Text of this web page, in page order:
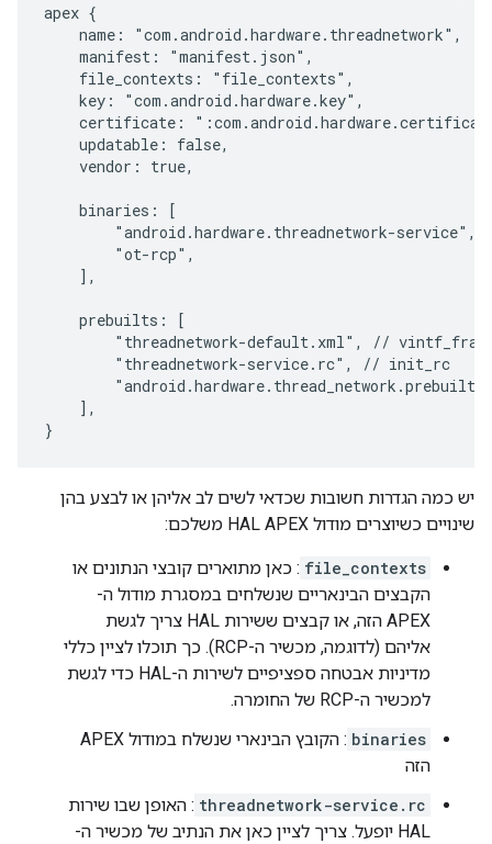
apex {
    name: "com.android.hardware.threadnetwork",
    manifest: "manifest.json",
    file_contexts: "file_contexts",
    key: "com.android.hardware.key",
certificate:
    updatable: false,
    vendor: true,
    binaries: [
        "android.hardware.threadnetwork-service",
        "ot-rcp",
    ],
    prebuilts: [
"threadnetwork-default.xml", //
        "threadnetwork-service.rc", // init_rc
    ],
}
יש כמה הגדרות חשובות שכדאי לשים לב אליהן או לבצע בהן
שינויים כשיוצרים מודול HAL APEX משלכם:
file_contexts : כאן מתוארים קובצי הנתונים או
הקבצים הבינאריים שנשלחים במסגרת מודול ה-
APEX הזה, או קבצים ששירות HAL צריך לגשת
אליהם (לדוגמה, מכשיר ה-RCP). כך תוכלו לציין כללי
מדיניות אבטחה ספציפיים לשירות ה-HAL כדי לגשת
למכשיר ה-RCP של החומרה.
binaries
: הקובץ הבינארי שנשלח במודול APEX
הזה
threadnetwork-service.rc : האופן שבו שירות
HAL יופעל. צריך לציין כאן את הנתיב של מכשיר ה-